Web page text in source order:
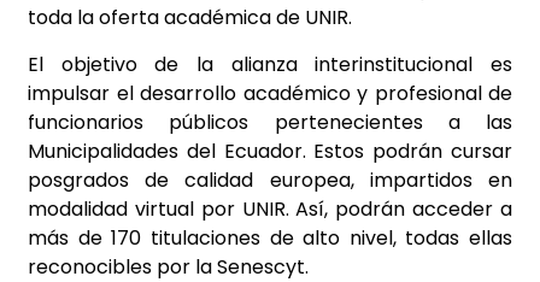
toda la oferta académica de UNIR.
El objetivo de la alianza interinstitucional es
impulsar el desarrollo académico y profesional de
funcionarios públicos pertenecientes a las
Municipalidades del Ecuador. Estos podrán cursar
posgrados de calidad europea, impartidos en
modalidad virtual por UNIR. Así, podrán acceder a
más de 170 titulaciones de alto nivel, todas ellas
reconocibles por la Senescyt.